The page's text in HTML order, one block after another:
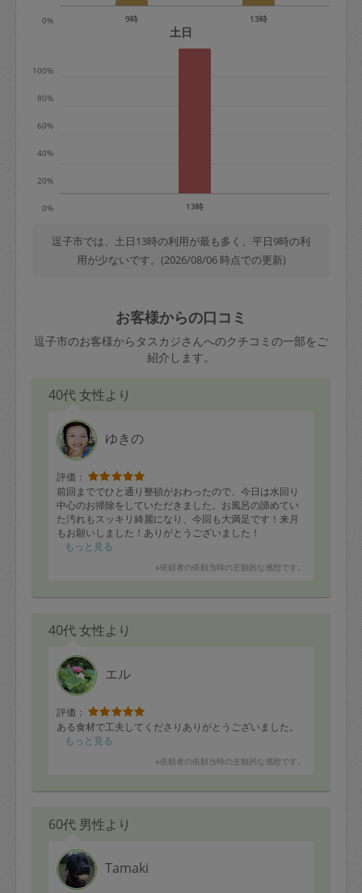
※キャンセル料金の設定について：
定期依頼1回（3時間）の金額とスポット
0% 9時 13時
土日
0%
20%
40%
60%
80%
100%
13時
逗子市では、土日13時の利用が最も多く、平日9時の利
用が少ないです。(2026/08/06 時点での更新)
お客様からの口コミ
逗子市のお客様からタスカジさんへのクチコミの一部をご
紹介します。
40代 女性より
ゆきの
評価：
前回まででひと通り整頓がおわったので、今日は水回り
中心のお掃除をしていただきました。お風呂の諦めてい
た汚れもスッキリ綺麗になり、今回も大満足です！来月
もお願いしました！ありがとうございました！
もっと見る
※依頼者の依頼当時の主観的な感想です。
40代 女性より
エル
評価：
ある食材で工夫してくださりありがとうございました。
もっと見る
※依頼者の依頼当時の主観的な感想です。
60代 男性より
Tamaki